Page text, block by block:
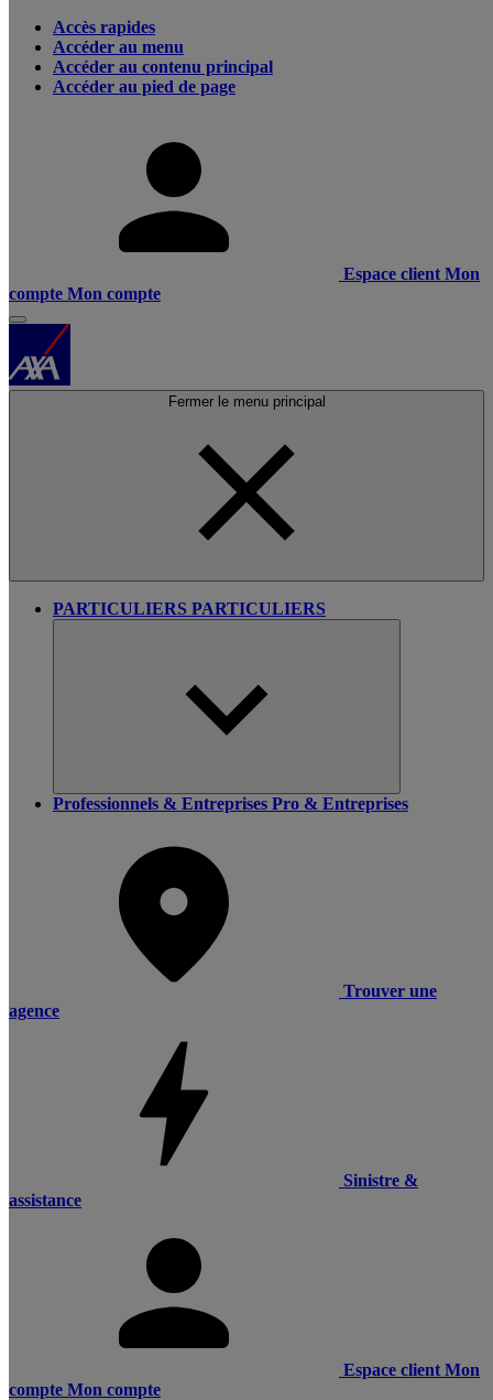
Accès rapides
Accéder au menu
Accéder au contenu principal
Accéder au pied de page
Espace client Mon
compte Mon compte
Fermer le menu principal
PARTICULIERS PARTICULIERS
Professionnels & Entreprises Pro & Entreprises
Trouver une
agence
Sinistre &
assistance
Espace client Mon
compte Mon compte